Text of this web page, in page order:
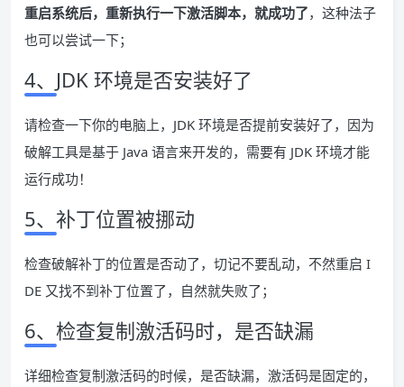
重启系统后，重新执行一下激活脚本，就成功了，这种法子
也可以尝试一下；
4、JDK 环境是否安装好了
请检查一下你的电脑上，JDK 环境是否提前安装好了，因为
破解工具是基于 Java 语言来开发的，需要有 JDK 环境才能
运行成功！
5、补丁位置被挪动
检查破解补丁的位置是否动了，切记不要乱动，不然重启 I
DE 又找不到补丁位置了，自然就失败了；
6、检查复制激活码时，是否缺漏
详细检查复制激活码的时候，是否缺漏，激活码是固定的，